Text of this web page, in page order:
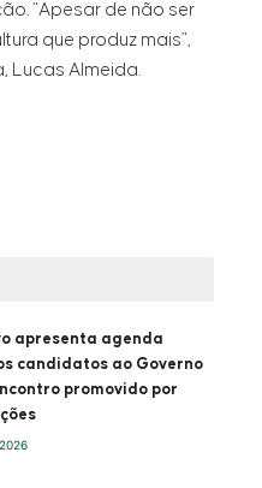
“Apesar de não ser
que produz mais”,
Lucas Almeida.
apresenta agenda
candidatos ao Governo
promovido por